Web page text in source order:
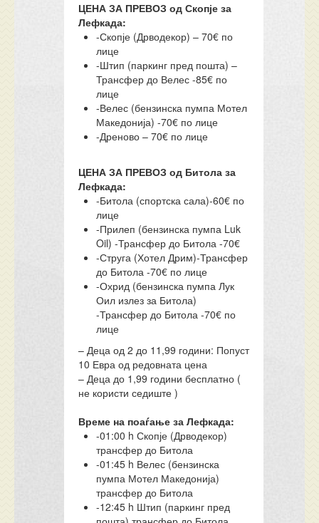
ЦЕНА ЗА ПРЕВОЗ од Скопје за
Лефкада:
-Скопје (Дрводекор) – 70€ по
лице
-Штип (паркинг пред пошта) –
Трансфер до Велес -85€ по
лице
-Велес (бензинска пумпа Мотел
Македонија) -70€ по лице
-Дреново – 70€ по лице
ЦЕНА ЗА ПРЕВОЗ од Битола за
Лефкада:
-Битола (спортска сала)-60€ по
лице
-Прилеп (бензинска пумпа Luk
Oil) -Трансфер до Битола -70€
-Струга (Хотел Дрим)-Трансфер
до Битола -70€ по лице
-Охрид (бензинска пумпа Лук
Оил излез за Битола)
-Трансфер до Битола -70€ по
лице
– Деца од 2 до 11,99 години: Попуст
10 Евра од редовната цена
– Деца до 1,99 години бесплатно (
не користи седиште )
Време на поаѓање за Лефкада:
-01:00 h Скопје (Дрводекор)
трансфер до Битола
-01:45 h Велес (бензинска
пумпа Мотел Македонија)
трансфер до Битола
-12:45 h Штип (паркинг пред